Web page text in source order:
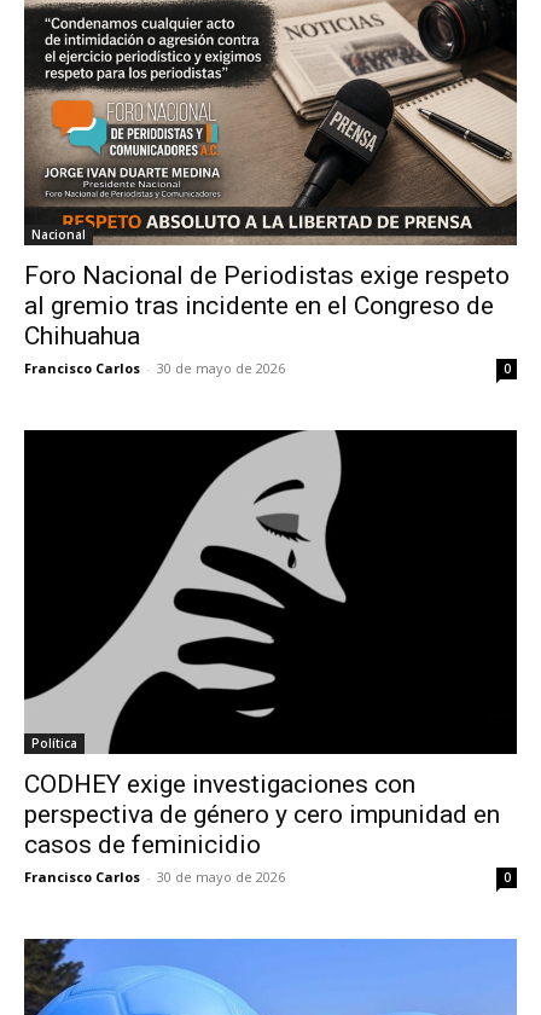
Nacional
Foro Nacional de Periodistas exige respeto
al gremio tras incidente en el Congreso de
Chihuahua
Francisco Carlos - 30 de mayo de 2026 0
Política
CODHEY exige investigaciones con
perspectiva de género y cero impunidad en
casos de feminicidio
Francisco Carlos - 30 de mayo de 2026 0